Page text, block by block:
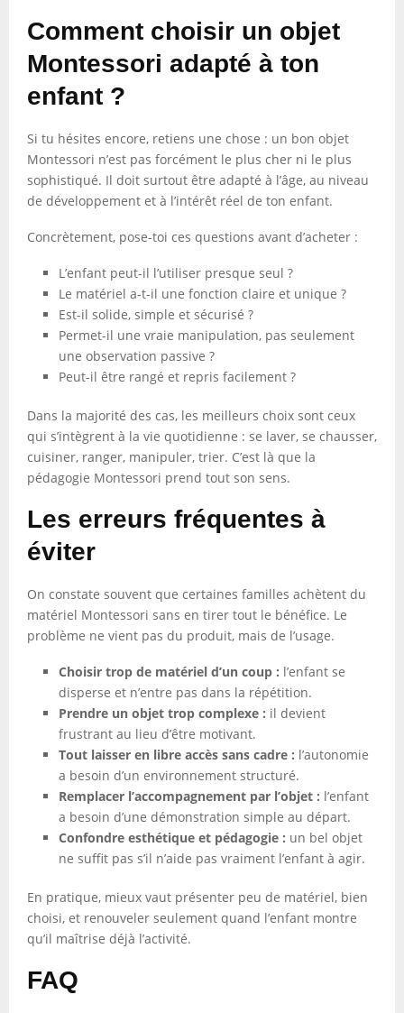
Comment choisir un objet
Montessori adapté à ton
enfant ?
Si tu hésites encore, retiens une chose : un bon objet
Montessori n’est pas forcément le plus cher ni le plus
sophistiqué. Il doit surtout être adapté à l’âge, au niveau
de développement et à l’intérêt réel de ton enfant.
Concrètement, pose-toi ces questions avant d’acheter :
L’enfant peut-il l’utiliser presque seul ?
Le matériel a-t-il une fonction claire et unique ?
Est-il solide, simple et sécurisé ?
Permet-il une vraie manipulation, pas seulement
une observation passive ?
Peut-il être rangé et repris facilement ?
Dans la majorité des cas, les meilleurs choix sont ceux
qui s’intègrent à la vie quotidienne : se laver, se chausser,
cuisiner, ranger, manipuler, trier. C’est là que la
pédagogie Montessori prend tout son sens.
Les erreurs fréquentes à
éviter
On constate souvent que certaines familles achètent du
matériel Montessori sans en tirer tout le bénéfice. Le
problème ne vient pas du produit, mais de l’usage.
Choisir trop de matériel d’un coup : l’enfant se
disperse et n’entre pas dans la répétition.
Prendre un objet trop complexe : il devient
frustrant au lieu d’être motivant.
Tout laisser en libre accès sans cadre : l’autonomie
a besoin d’un environnement structuré.
Remplacer l’accompagnement par l’objet : l’enfant
a besoin d’une démonstration simple au départ.
Confondre esthétique et pédagogie : un bel objet
ne suffit pas s’il n’aide pas vraiment l’enfant à agir.
En pratique, mieux vaut présenter peu de matériel, bien
choisi, et renouveler seulement quand l’enfant montre
qu’il maîtrise déjà l’activité.
FAQ